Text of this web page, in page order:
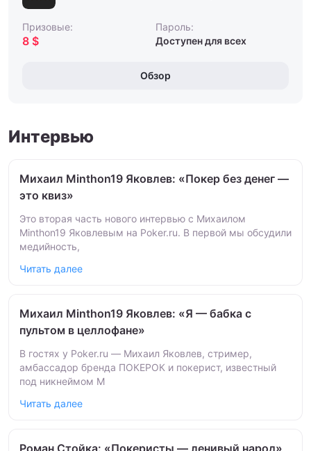
Призовые:
8 $
Пароль:
Доступен для всех
Обзор
Интервью
Михаил Minthon19 Яковлев: «Покер без денег —
это квиз»
Это вторая часть нового интервью с Михаилом
Minthon19 Яковлевым на Poker.ru. В первой мы обсудили
медийность,
Читать далее
Михаил Minthon19 Яковлев: «Я — бабка с
пультом в целлофане»
В гостях у Poker.ru — Михаил Яковлев, стример,
амбассадор бренда ПОКЕРОК и покерист, известный
под никнеймом M
Читать далее
Роман Стойка: «Покеристы — ленивый народ»